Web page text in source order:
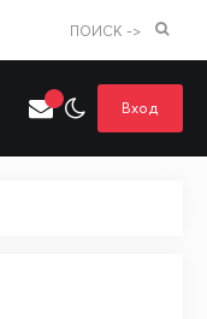
ПОИСК ->
Вход